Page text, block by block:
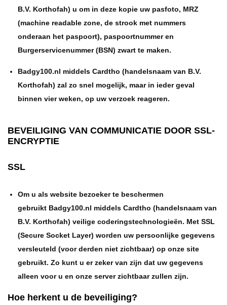
B.V. Korthofah) u om in deze kopie uw pasfoto, MRZ
(machine readable zone, de strook met nummers
onderaan het paspoort), paspoortnummer en
Burgerservicenummer (BSN) zwart te maken.
Badgy100.nl middels Cardtho (handelsnaam van B.V.
Korthofah) zal zo snel mogelijk, maar in ieder geval
binnen vier weken, op uw verzoek reageren.
BEVEILIGING VAN COMMUNICATIE DOOR SSL-
ENCRYPTIE
SSL
Om u als website bezoeker te beschermen
gebruikt Badgy100.nl middels Cardtho (handelsnaam van
B.V. Korthofah) veilige coderingstechnologieën. Met SSL
(Secure Socket Layer) worden uw persoonlijke gegevens
versleuteld (voor derden niet zichtbaar) op onze site
gebruikt. Zo kunt u er zeker van zijn dat uw gegevens
alleen voor u en onze server zichtbaar zullen zijn.
Hoe herkent u de beveiliging?